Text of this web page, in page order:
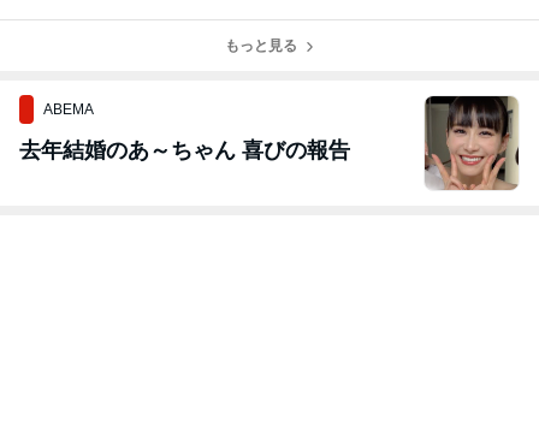
もっと見る
ABEMA
去年結婚のあ～ちゃん 喜びの報告